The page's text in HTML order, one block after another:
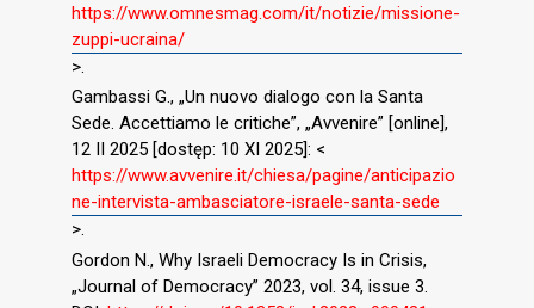
https://www.omnesmag.com/it/notizie/missione-
zuppi-ucraina/
>.
Gambassi G., „Un nuovo dialogo con la Santa
Sede. Accettiamo le critiche”, „Avvenire” [online],
12 II 2025 [dostęp: 10 XI 2025]: <
https://www.avvenire.it/chiesa/pagine/anticipazio
ne-intervista-ambasciatore-israele-santa-sede
>.
Gordon N., Why Israeli Democracy Is in Crisis,
„Journal of Democracy” 2023, vol. 34, issue 3.